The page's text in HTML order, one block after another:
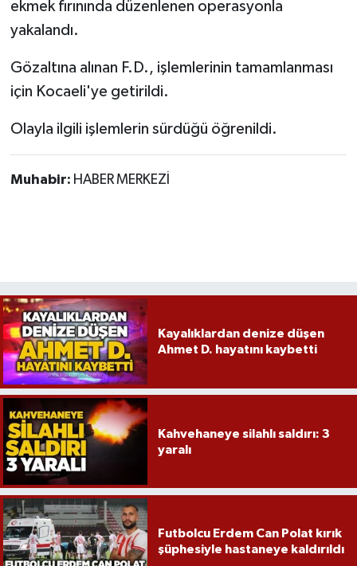
ekmek fırınında düzenlenen operasyonla
yakalandı.
Gözaltına alınan F.D., işlemlerinin tamamlanması
için Kocaeli'ye getirildi.
Olayla ilgili işlemlerin sürdüğü öğrenildi.
Muhabir: HABER MERKEZİ
Kayalıklardan denize düşen
Ahmet D. hayatını kaybetti
Kahvehaneye silahlı saldırı: 3
yaralı
Futbolcu Erdem Can Polat kırık
şüphesiyle hastaneye kaldırıldı